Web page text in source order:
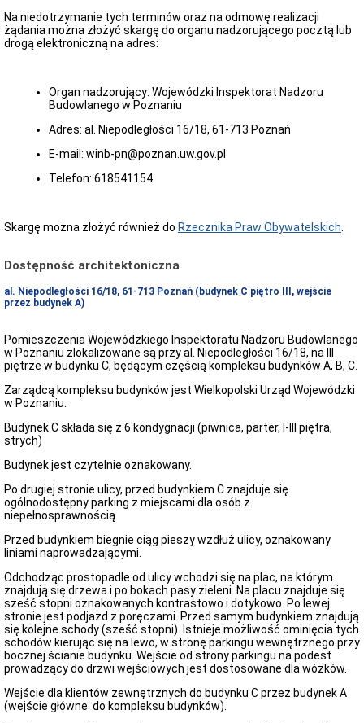
zrozumienia
Biuletyn
Informacji
Polityka
Prywatności
korzystania
Redakcja
Na niedotrzymanie tych terminów oraz na odmowę realizacji
żądania można złożyć skargę do organu nadzorującego pocztą lub
drogą elektroniczną na adres:
Organ nadzorujący: Wojewódzki Inspektorat Nadzoru
Budowlanego w Poznaniu
Adres: al. Niepodległości 16/18, 61-713 Poznań
E-mail: winb-pn@poznan.uw.gov.pl
Telefon: 618541154
Skargę można złożyć również do Rzecznika Praw Obywatelskich
Dostępność architektoniczna
al. Niepodległości 16/18, 61-713 Poznań (budynek C piętro III, wejście
przez budynek A)
Pomieszczenia Wojewódzkiego Inspektoratu Nadzoru Budowlanego
w Poznaniu zlokalizowane są przy al. Niepodległości 16/18, na III
piętrze w budynku C, będącym częścią kompleksu budynków A, B, C.
Zarządcą kompleksu budynków jest Wielkopolski Urząd Wojewódzki
w Poznaniu.
Budynek C składa się z 6 kondygnacji (piwnica, parter, I-III piętra,
strych)
Budynek jest czytelnie oznakowany.
Po drugiej stronie ulicy, przed budynkiem C znajduje się
ogólnodostępny parking z miejscami dla osób z
niepełnosprawnością.
Przed budynkiem biegnie ciąg pieszy wzdłuż ulicy, oznakowany
liniami naprowadzającymi.
Odchodząc prostopadle od ulicy wchodzi się na plac, na którym
znajdują się drzewa i po bokach pasy zieleni. Na placu znajduje się
sześć stopni oznakowanych kontrastowo i dotykowo. Po lewej
stronie jest podjazd z poręczami. Przed samym budynkiem znajdują
się kolejne schody (sześć stopni). Istnieje możliwość ominięcia tych
schodów kierując się na lewo, w stronę parkingu wewnętrznego przy
bocznej ścianie budynku. Wejście od strony parkingu na podest
prowadzący do drzwi wejściowych jest dostosowane dla wózków.
Wejście dla klientów zewnętrznych do budynku C przez budynek A
(wejście główne do kompleksu budynków).